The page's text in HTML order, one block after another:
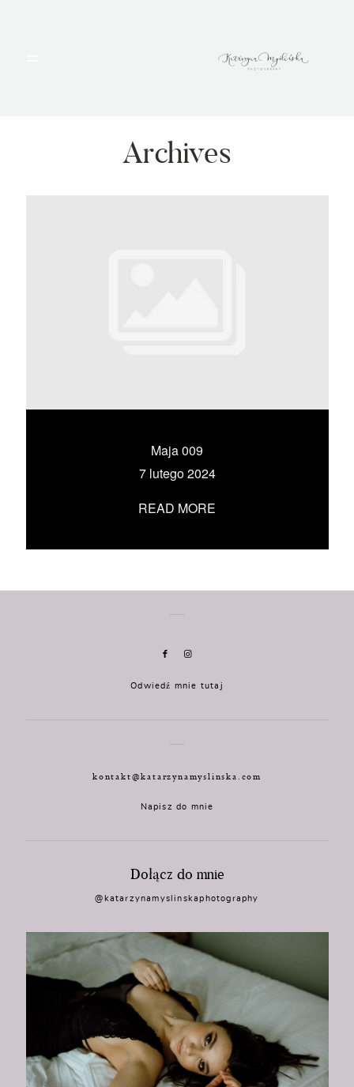
Archives
Maja 009
7 lutego 2024
READ MORE
PORTFOLIO
UMÓW SIĘ ZE MNĄ →
Odwiedź mnie tutaj
kontakt@katarzynamyslinska.com
Napisz do mnie
Dołącz do mnie
@katarzynamyslinskaphotography